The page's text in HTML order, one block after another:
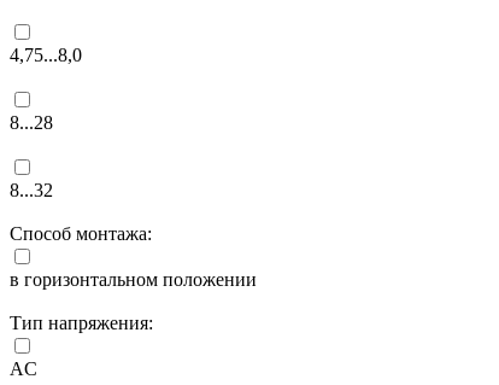
4,75...8,0
8...28
8...32
Способ монтажа:
в горизонтальном положении
Тип напряжения:
AC